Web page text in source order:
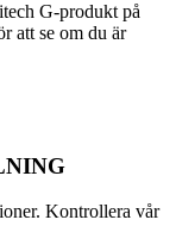
G-produkt på
att se om du är
Kontrollera vår